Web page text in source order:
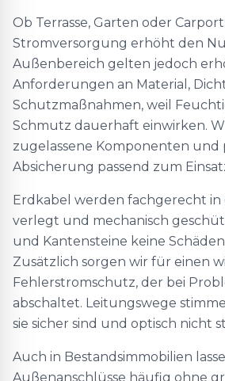
Ob Terrasse, Garten oder
Stromversorgung erhöht den
Außenbereich gelten jedoch
Anforderungen an Material,
Schutzmaßnahmen, weil
Schmutz dauerhaft einwirken.
zugelassene Komponenten und
Absicherung passend zum
Erdkabel werden fachgerecht in
verlegt und mechanisch
und Kantensteine keine
Zusätzlich sorgen wir für einen
Fehlerstromschutz, der bei
abschaltet. Leitungswege
sie sicher sind und optisch nicht
Auch in Bestandsimmobilien
Außenanschlüsse häufig ohne